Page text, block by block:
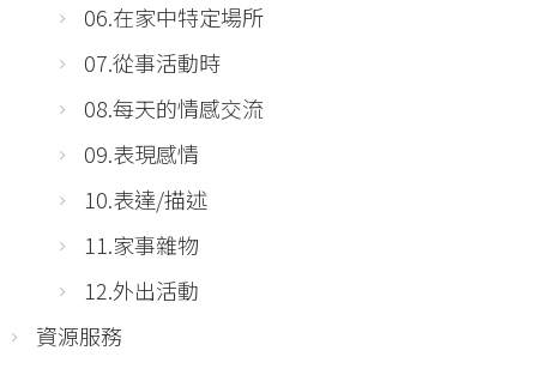
06.在家中特定場所
07.從事活動時
08.每天的情感交流
09.表現感情
10.表達/描述
11.家事雜物
12.外出活動
資源服務